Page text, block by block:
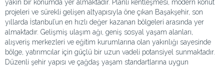
yakın bir konumda yer almaktadır. Planlı kentleşmesi, modern konut
projeleri ve sürekli gelişen altyapısıyla öne çıkan Başakşehir, son
yıllarda İstanbul’un en hızlı değer kazanan bölgeleri arasında yer
almaktadır. Gelişmiş ulaşım ağı, geniş sosyal yaşam alanları,
alışveriş merkezleri ve eğitim kurumlarına olan yakınlığı sayesinde
bölge, yatırımcılar için güçlü bir uzun vadeli potansiyel sunmaktadır.
Düzenli şehir yapısı ve çağdaş yaşam standartlarına uygun